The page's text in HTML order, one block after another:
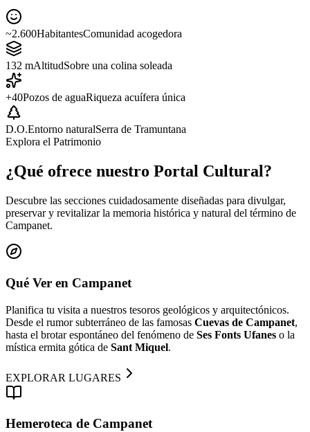
~2.600HabitantesComunidad acogedora
132 mAltitudSobre una colina soleada
+40Pozos de aguaRiqueza acuífera única
D.O.Entorno naturalSerra de Tramuntana
Explora el Patrimonio
¿Qué ofrece nuestro Portal Cultural?
Descubre las secciones cuidadosamente diseñadas para divulgar,
preservar y revitalizar la memoria histórica y natural del término de
Campanet.
Qué Ver en Campanet
Planifica tu visita a nuestros tesoros geológicos y arquitectónicos.
Desde el rumor subterráneo de las famosas Cuevas de Campanet,
hasta el brotar espontáneo del fenómeno de Ses Fonts Ufanes o la
mística ermita gótica de Sant Miquel.
EXPLORAR LUGARES
Hemeroteca de Campanet